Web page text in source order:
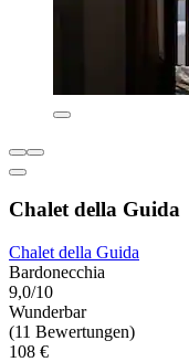
Chalet della Guida
Chalet della Guida
Bardonecchia
9,0/10
Wunderbar
(11 Bewertungen)
108 €